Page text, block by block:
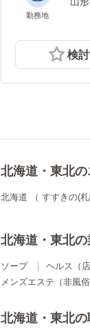
勤務地
検
北海道・東北
北海道 （ すすきの(
北海道・東北
ソープ ヘルス（店
メンズエステ（非風俗
北海道・東北